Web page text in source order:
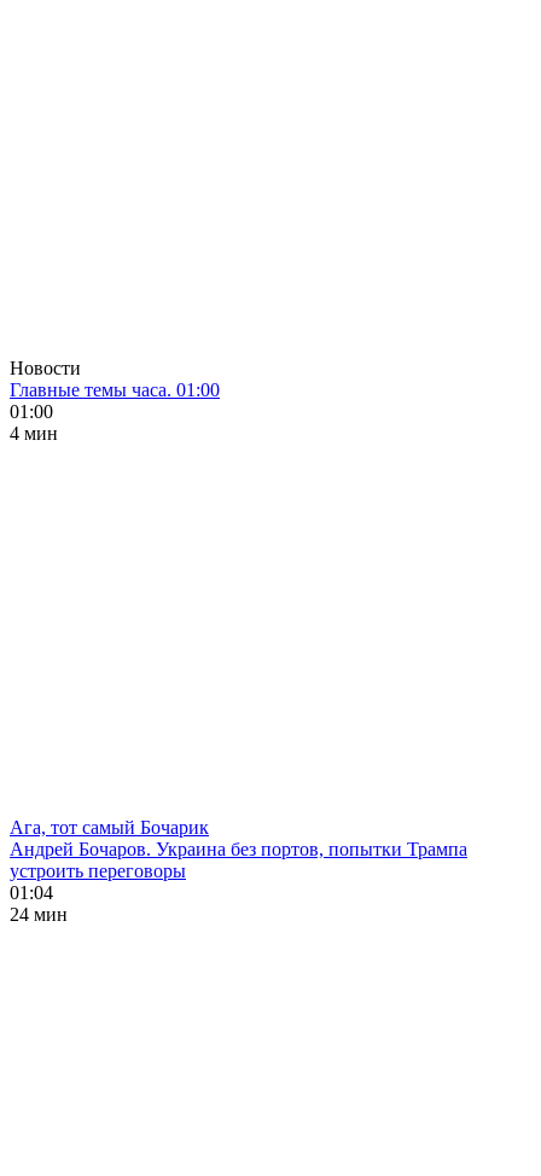
Новости
Главные темы часа. 01:00
01:00
4 мин
Ага, тот самый Бочарик
Андрей Бочаров. Украина без портов, попытки Трампа
устроить переговоры
01:04
24 мин